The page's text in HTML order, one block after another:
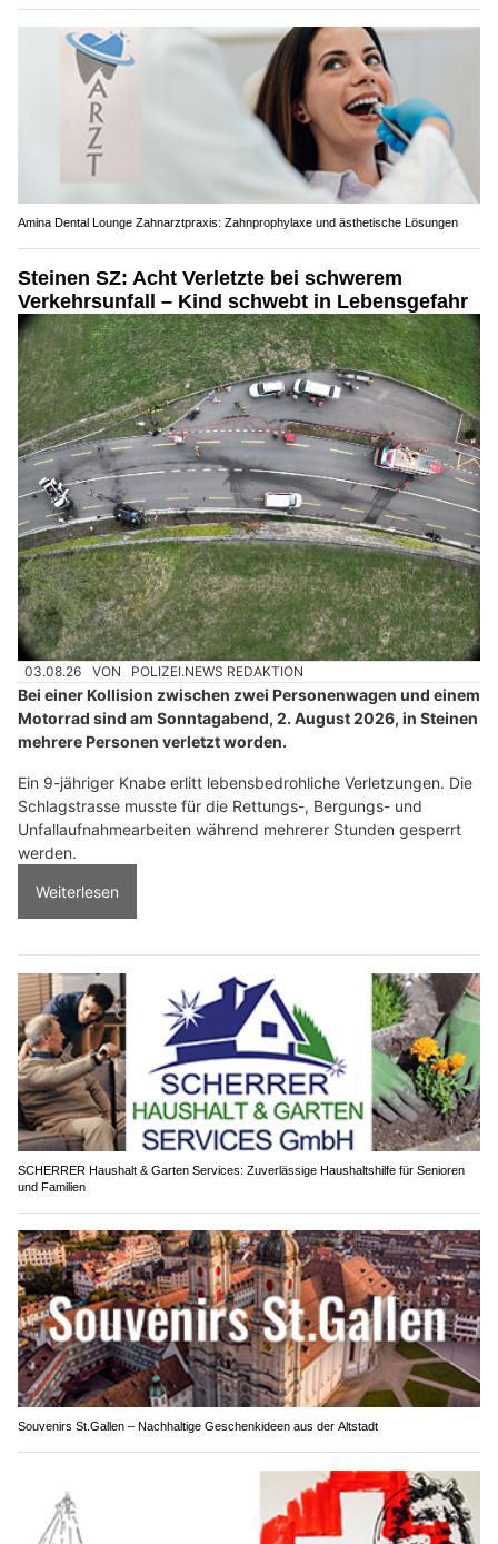
Amina Dental Lounge Zahnarztpraxis: Zahnprophylaxe und ästhetische Lösungen
Steinen SZ: Acht Verletzte bei schwerem
Verkehrsunfall – Kind schwebt in Lebensgefahr
03.08.26 VON POLIZEI.NEWS REDAKTION
Bei einer Kollision zwischen zwei Personenwagen und einem
Motorrad sind am Sonntagabend, 2. August 2026, in Steinen
mehrere Personen verletzt worden.
Ein 9-jähriger Knabe erlitt lebensbedrohliche Verletzungen. Die
Schlagstrasse musste für die Rettungs-, Bergungs- und
Unfallaufnahmearbeiten während mehrerer Stunden gesperrt
werden.
Weiterlesen
SCHERRER Haushalt & Garten Services: Zuverlässige Haushaltshilfe für Senioren
und Familien
Souvenirs St.Gallen – Nachhaltige Geschenkideen aus der Altstadt